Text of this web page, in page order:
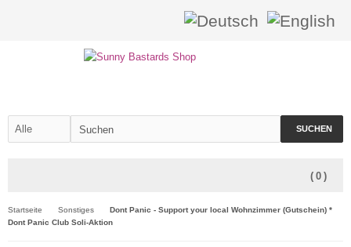
SUCHEN
( 0 )
Startseite Sonstiges
Dont Panic - Support your local Wohnzimmer (Gutschein) *
Dont Panic Club Soli-Aktion